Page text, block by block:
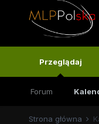
Przeglądaj
Forum
Strona główna